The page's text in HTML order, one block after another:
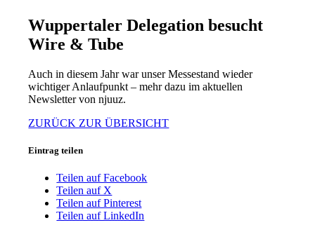
Wuppertaler Delegation besucht
Wire & Tube
Auch in diesem Jahr war unser Messestand wieder
wichtiger Anlaufpunkt – mehr dazu im aktuellen
Newsletter von njuuz.
ZURÜCK ZUR ÜBERSICHT
Eintrag teilen
Teilen auf Facebook
Teilen auf X
Teilen auf Pinterest
Teilen auf LinkedIn